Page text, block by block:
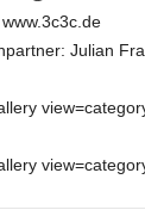
Julian